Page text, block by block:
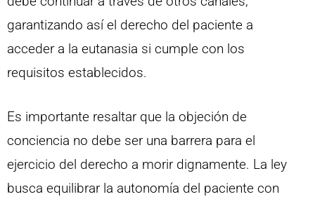
garantizando así el derecho del paciente a
acceder a la eutanasia si cumple con los
requisitos establecidos.
Es importante resaltar que la objeción de
conciencia no debe ser una barrera para el
ejercicio del derecho a morir dignamente. La ley
busca equilibrar la autonomía del paciente con